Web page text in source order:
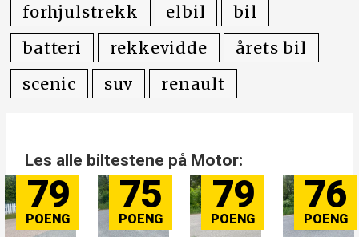
forhjulstrekk
elbil
bil
batteri
rekkevidde
årets bil
scenic
suv renault
Les alle biltestene på Motor:
79 75 79 76